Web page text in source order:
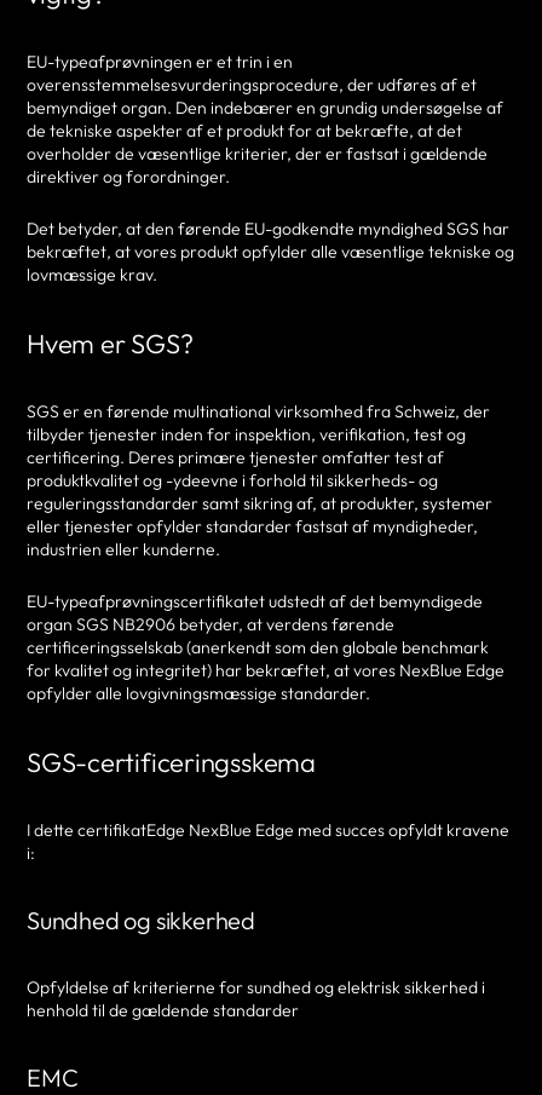
EU-typeafprøvningen er et trin i en
overensstemmelsesvurderingsprocedure, der udføres af et
bemyndiget organ. Den indebærer en grundig undersøgelse af
de tekniske aspekter af et produkt for at bekræfte, at det
overholder de væsentlige kriterier, der er fastsat i gældende
direktiver og forordninger.
Det betyder, at den førende EU-godkendte myndighed SGS har
bekræftet, at vores produkt opfylder alle væsentlige tekniske og
lovmæssige krav.
Hvem er SGS?
SGS er en førende multinational virksomhed fra Schweiz, der
tilbyder tjenester inden for inspektion, verifikation, test og
certificering. Deres primære tjenester omfatter test af
produktkvalitet og -ydeevne i forhold til sikkerheds- og
reguleringsstandarder samt sikring af, at produkter, systemer
eller tjenester opfylder standarder fastsat af myndigheder,
industrien eller kunderne.
EU-typeafprøvningscertifikatet udstedt af det bemyndigede
organ SGS NB2906 betyder, at verdens førende
certificeringsselskab (anerkendt som den globale benchmark
for kvalitet og integritet) har bekræftet, at vores NexBlue Edge
opfylder alle lovgivningsmæssige standarder.
SGS-certificeringsskema
I dette certifikatEdge NexBlue Edge med succes opfyldt kravene
i:
Sundhed og sikkerhed
Opfyldelse af kriterierne for sundhed og elektrisk sikkerhed i
henhold til de gældende standarder
EMC